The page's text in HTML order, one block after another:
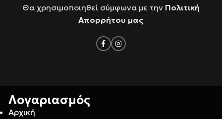
Θα χρησιμοποιηθεί σύμφωνα με την Πολιτική
Απορρήτου μας
Λογαριασμός
Αρχική